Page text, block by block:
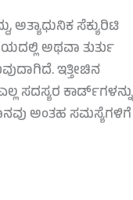
ಸೆಕ್ಯುರಿಟಿ
ಅಥವಾ ತುರ್ತು
ಇತ್ತೀಚಿನ
ಸದಸ್ಯರ ಕಾರ್ಡ್‌ಗಳನ್ನು
ಅಂತಹ ಸಮಸ್ಯೆಗಳಿಗೆ